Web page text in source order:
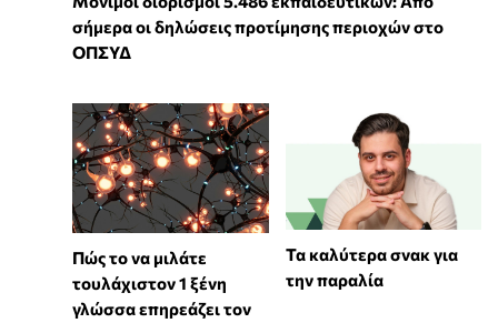
σήμερα οι δηλώσεις προτίμησης περιοχών στο
ΟΠΣΥΔ
⁠Πώς το να μιλάτε
τουλάχιστον 1 ξένη
γλώσσα επηρεάζει τον
Τα καλύτερα σνακ για
την παραλία